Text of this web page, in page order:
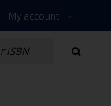
My account